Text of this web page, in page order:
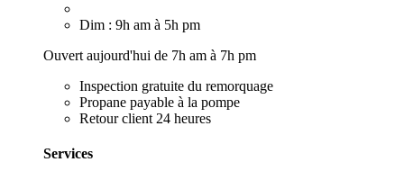
Dim : 9h am à 5h pm
Ouvert aujourd'hui de 7h am à 7h pm
Inspection gratuite du remorquage
Propane payable à la pompe
Retour client 24 heures
Services